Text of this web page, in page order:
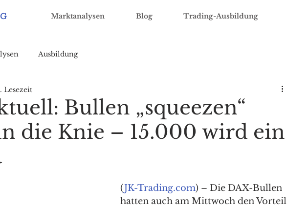
Marktanalysen Blog Trading-Ausbildung
Ausbildung
Bullen „squeezen“
die Knie – 15.000 wird ein
Lesezeit
(JK-Trading.com) – Die DAX-Bullen
hatten auch am Mittwoch den Vorteil